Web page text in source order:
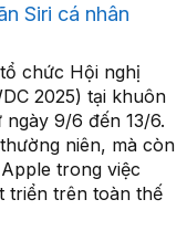
Siri cá nhân
chức Hội nghị
2025) tại khuôn
9/6 đến 13/6.
niên, mà còn
trong việc
triển trên toàn thế